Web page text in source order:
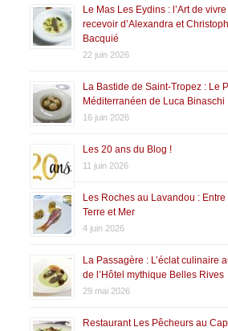
Le Mas Les Eydins : l’Art de
recevoir d’Alexandra et
Bacquié
22 juin 2026
La Bastide de Saint-Tropez : Le
Méditerranéen de Luca Binaschi
16 juin 2026
Les 20 ans du Blog !
11 juin 2026
Les Roches au Lavandou : Entre
Terre et Mer
4 juin 2026
La Passagère : L’éclat culinaire
de l’Hôtel mythique Belles Rives
29 mai 2026
Restaurant Les Pêcheurs au Cap